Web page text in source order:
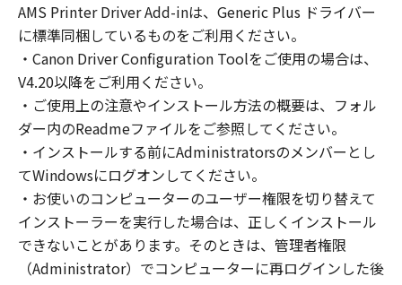
「本ソフトウェア」を１部、複製することがで
きます。
(3) 上記(1)および(2)に定める場合を除き、キヤ
ノンまたはキヤノンのライセンサーのいかなる
知的財産権も、明示たると黙示たるとを問わ
ず、本契約書によってお客様に譲渡あるいは許
諾されるものではありません。
２．制限
(1) お客様は、再使用許諾、譲渡、販売、頒
布、リースもしくは貸与その他の方法により、
第三者に「本ソフトウェア」を使用させること
はできません。
AMS Printer Driver Add-inは、Generic Plus ドライバー
に標準同梱しているものをご利用ください。
・Canon Driver Configuration Toolをご使用の場合は、
V4.20以降をご利用ください。
・ご使用上の注意やインストール方法の概要は、フォル
ダー内のReadmeファイルをご参照してください。
・インストールする前にAdministratorsのメンバーとし
てWindowsにログオンしてください。
・お使いのコンピューターのユーザー権限を切り替えて
インストーラーを実行した場合は、正しくインストール
できないことがあります。そのときは、管理者権限
（Administrator）でコンピューターに再ログインした後